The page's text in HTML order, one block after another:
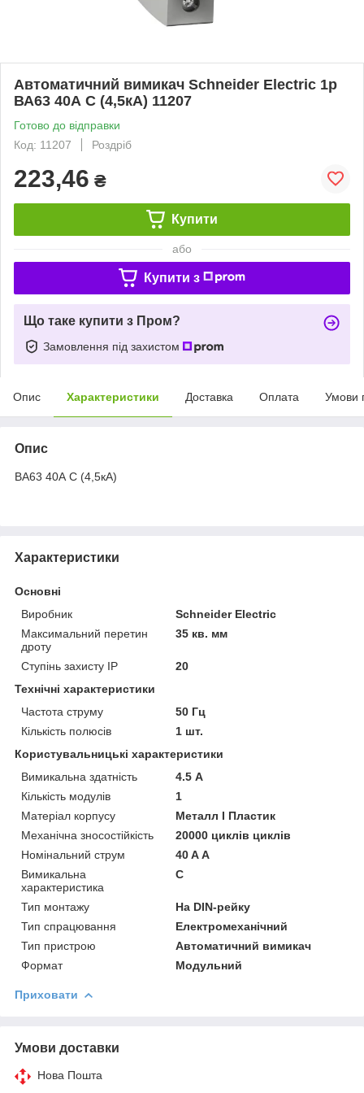
Автоматичний вимикач Schneider Electric 1p
ВА63 40А С (4,5кА) 11207
Готово до відправки
Код: 11207
Роздріб
223,46 ₴
Купити
або
Купити з
Що таке купити з Пром?
Замовлення під захистом
Опис Характеристики Доставка Оплата Умови
Опис
ВА63 40А С (4,5кА)
Характеристики
Основні
Виробник
Schneider Electric
Максимальний перетин
дроту
35 кв. мм
Ступінь захисту IP
20
Технічні характеристики
Частота струму
50 Гц
Кількість полюсів
1 шт.
Користувальницькі характеристики
Вимикальна здатність
4.5 А
Кількість модулів
1
Матеріал корпусу
Металл І Пластик
Механічна зносостійкість
20000 циклів циклів
Номінальний струм
40 A А
Вимикальна
характеристика
C
Тип монтажу
На DIN-рейку
Тип спрацювання
Електромеханічний
Тип пристрою
Автоматичний вимикач
Формат
Модульний
Приховати
Умови доставки
Нова Пошта